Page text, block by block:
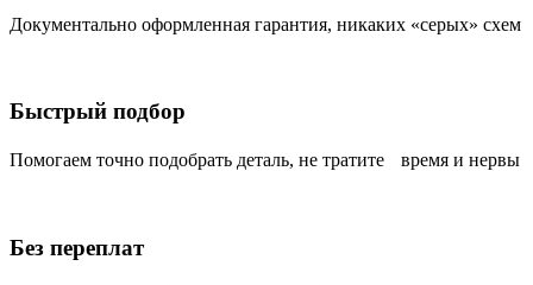
Документально оформленная гарантия, никаких «серых» схем
Быстрый подбор
Помогаем точно подобрать деталь, не тратите время и нервы
Без переплат